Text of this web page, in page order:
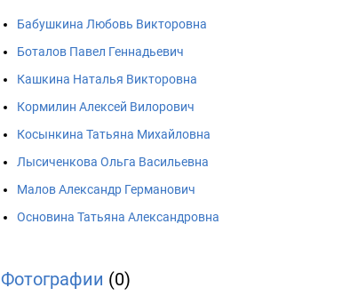
Бабушкина Любовь Викторовна
Боталов Павел Геннадьевич
Кашкина Наталья Викторовна
Кормилин Алексей Вилорович
Косынкина Татьяна Михайловна
Лысиченкова Ольга Васильевна
Малов Александр Германович
Основина Татьяна Александровна
Фотографии (0)